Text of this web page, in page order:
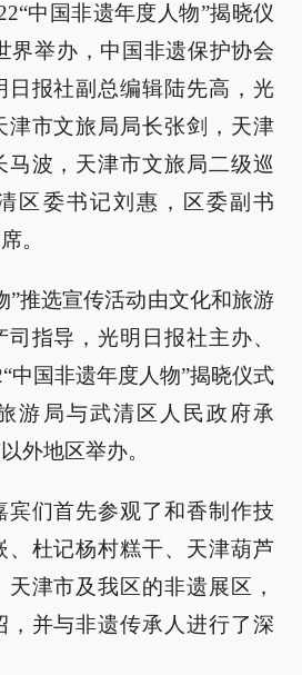
中国非遗年度人物”揭晓仪
界举办，中国非遗保护协会
日报社副总编辑陆先高，光
津市文旅局局长张剑，天津
马波，天津市文旅局二级巡
区委书记刘惠，区委副书
。
”推选宣传活动由文化和旅游
指导，光明日报社主办、
中国非遗年度人物”揭晓仪式
游局与武清区人民政府承
外地区举办。
宾们首先参观了和香制作技
、杜记杨村糕干、天津葫芦
津市及我区的非遗展区，
，并与非遗传承人进行了深